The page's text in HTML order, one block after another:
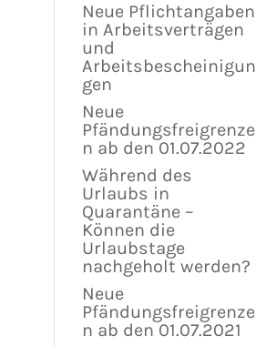
Neue Pflichtangaben
in Arbeitsverträgen
und
Arbeitsbescheinigun
gen
Neue
Pfändungsfreigrenze
n ab den 01.07.2022
Während des
Urlaubs in
Quarantäne –
Können die
Urlaubstage
nachgeholt werden?
Neue
Pfändungsfreigrenze
n ab den 01.07.2021